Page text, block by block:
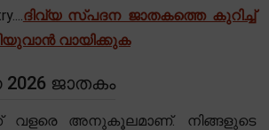
ദിവ്യ സ്പദന ജാതകത്തെ കുറിച്ച്
വായിക്കുക
ജാതകം
വളരെ അനുകൂലമാണ്. നിങ്ങളുടെ